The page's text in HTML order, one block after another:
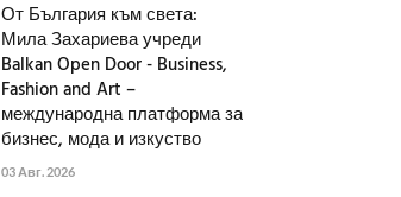
От България към света:
Мила Захариева учреди
Balkan Open Door - Business,
Fashion and Art –
международна платформа за
бизнес, мода и изкуство
03 Авг. 2026